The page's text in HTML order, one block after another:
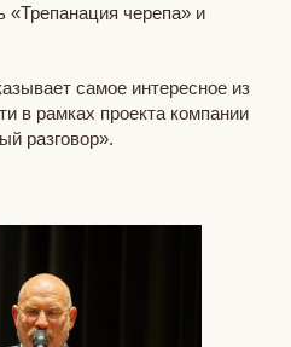
«Трепанация черепа» и
самое интересное из
в рамках проекта компании
разговор».